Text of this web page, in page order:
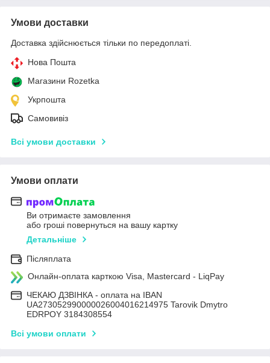
Умови доставки
Доставка здійснюється тільки по передоплаті.
Нова Пошта
Магазини Rozetka
Укрпошта
Самовивіз
Всі умови доставки
Умови оплати
Ви отримаєте замовлення
або гроші повернуться на вашу картку
Детальніше
Післяплата
Онлайн-оплата карткою Visa, Mastercard - LiqPay
ЧЕКАЮ ДЗВІНКА - оплата на IBAN
UA273052990000026004016214975 Tarovik Dmytro
EDRPOY 3184308554
Всі умови оплати